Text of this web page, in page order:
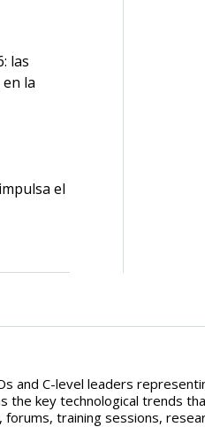
las
la
el
and C-level leaders
key technological trends
training sessions,